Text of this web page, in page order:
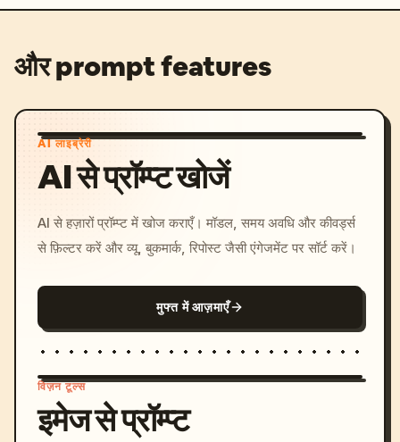
और prompt features
AI लाइब्रेरी
AI से प्रॉम्प्ट खोजें
AI से हज़ारों प्रॉम्प्ट में खोज कराएँ। मॉडल, समय अवधि और कीवर्ड्स
से फ़िल्टर करें और व्यू, बुकमार्क, रिपोस्ट जैसी एंगेजमेंट पर सॉर्ट करें।
मुफ्त में आज़माएँ
विज़न टूल्स
इमेज से प्रॉम्प्ट